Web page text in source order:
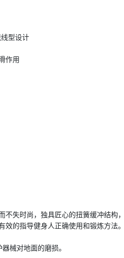
管流线型设计
保稳固
到防滑作用
观
镀滑杆
准钢索
维滑轮
耐磨
形
用性
而不失时尚，独具匠心的扭簧缓冲
贴，有效的指导健身人正确使
销
械对地面的磨损。